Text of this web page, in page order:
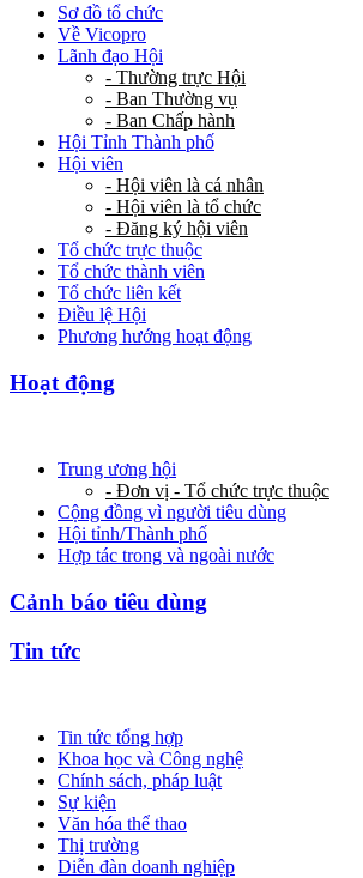
Sơ đồ tổ chức
Về Vicopro
Lãnh đạo Hội
- Thường trực Hội
- Ban Thường vụ
- Ban Chấp hành
Hội Tỉnh Thành phố
Hội viên
- Hội viên là cá nhân
- Hội viên là tổ chức
- Đăng ký hội viên
Tổ chức trực thuộc
Tổ chức thành viên
Tổ chức liên kết
Điều lệ Hội
Phương hướng hoạt động
Hoạt động
Trung ương hội
- Đơn vị - Tổ chức trực thuộc
Cộng đồng vì người tiêu dùng
Hội tỉnh/Thành phố
Hợp tác trong và ngoài nước
Cảnh báo tiêu dùng
Tin tức
Tin tức tổng hợp
Khoa học và Công nghệ
Chính sách, pháp luật
Sự kiện
Văn hóa thể thao
Thị trường
Diễn đàn doanh nghiệp